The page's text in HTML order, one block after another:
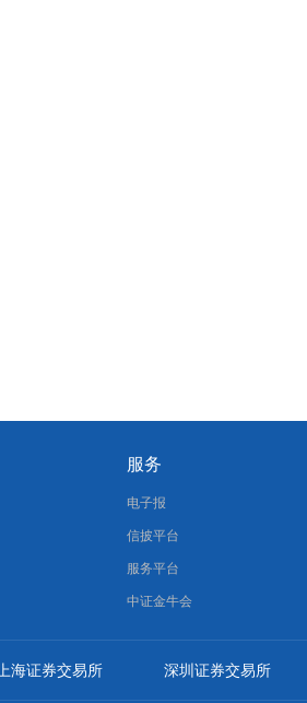
服务
电子报
信披平台
服务平台
中证金牛会
上海证券交易所 深圳证券交易所